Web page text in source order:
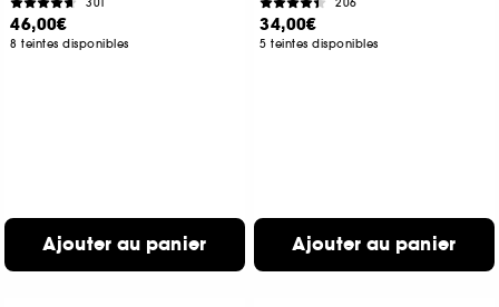
46,00€
8 teintes disponibles
Ajouter au panier
34,00€
5 teintes disponibles
Ajouter au panier